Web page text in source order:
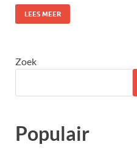
LEES MEER
Zoek
Populair